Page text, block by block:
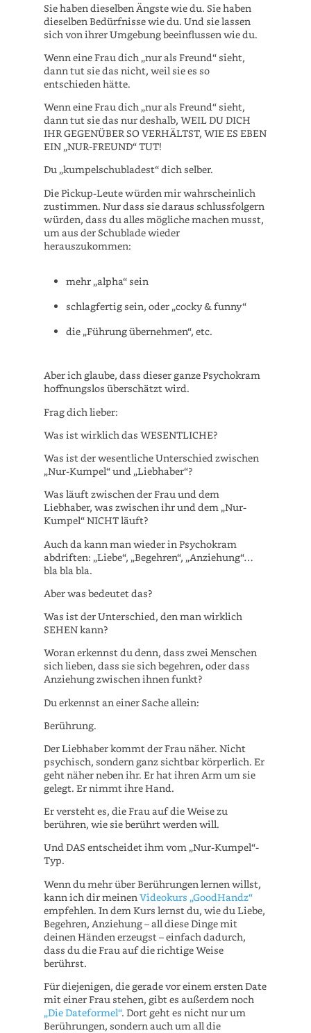
Sie haben dieselben Ängste wie du. Sie haben
dieselben Bedürfnisse wie du. Und sie lassen
sich von ihrer Umgebung beeinflussen wie du.
Wenn eine Frau dich „nur als Freund“ sieht,
dann tut sie das nicht, weil sie es so
entschieden hätte.
Wenn eine Frau dich „nur als Freund“ sieht,
dann tut sie das nur deshalb, WEIL DU DICH
IHR GEGENÜBER SO VERHÄLTST, WIE ES EBEN
EIN „NUR-FREUND“ TUT!
Du „kumpelschubladest“ dich selber.
Die Pickup-Leute würden mir wahrscheinlich
zustimmen. Nur dass sie daraus schlussfolgern
würden, dass du alles mögliche machen musst,
um aus der Schublade wieder
herauszukommen:
mehr „alpha“ sein
schlagfertig sein, oder „cocky & funny“
die „Führung übernehmen“, etc.
Aber ich glaube, dass dieser ganze Psychokram
hoffnungslos überschätzt wird.
Frag dich lieber:
Was ist wirklich das WESENTLICHE?
Was ist der wesentliche Unterschied zwischen
„Nur-Kumpel“ und „Liebhaber“?
Was läuft zwischen der Frau und dem
Liebhaber, was zwischen ihr und dem „Nur-
Kumpel“ NICHT läuft?
Auch da kann man wieder in Psychokram
abdriften: „Liebe“, „Begehren“, „Anziehung“…
bla bla bla.
Aber was bedeutet das?
Was ist der Unterschied, den man wirklich
SEHEN kann?
Woran erkennst du denn, dass zwei Menschen
sich lieben, dass sie sich begehren, oder dass
Anziehung zwischen ihnen funkt?
Du erkennst an einer Sache allein:
Berührung.
Der Liebhaber kommt der Frau näher. Nicht
psychisch, sondern ganz sichtbar körperlich. Er
geht näher neben ihr. Er hat ihren Arm um sie
gelegt. Er nimmt ihre Hand.
Er versteht es, die Frau auf die Weise zu
berühren, wie sie berührt werden will.
Und DAS entscheidet ihm vom „Nur-Kumpel“-
Typ.
Wenn du mehr über Berührungen lernen willst,
kann ich dir meinen Videokurs „GoodHandz“
empfehlen. In dem Kurs lernst du, wie du Liebe,
Begehren, Anziehung – all diese Dinge mit
deinen Händen erzeugst – einfach dadurch,
dass du die Frau auf die richtige Weise
berührst.
Für diejenigen, die gerade vor einem ersten Date
mit einer Frau stehen, gibt es außerdem noch
„Die Dateformel“. Dort geht es nicht nur um
Berührungen, sondern auch um all die